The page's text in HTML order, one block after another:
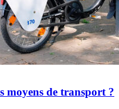
moyens de transport ?